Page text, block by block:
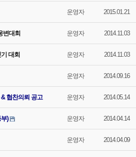
운영자 2015.01.21
변대회 운영자 2014.11.03
대회 운영자 2014.11.03
운영자 2014.09.16
협찬의뢰 공고 운영자 2014.05.14
) 운영자 2014.04.14
운영자 2014.04.09